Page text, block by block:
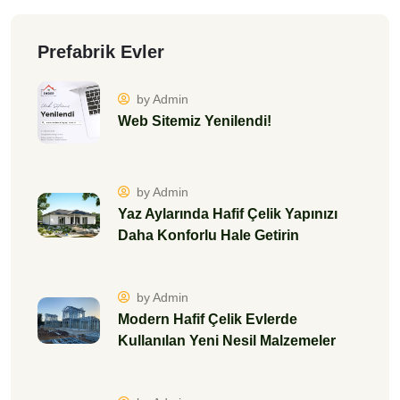
Prefabrik Evler
by Admin
Web Sitemiz Yenilendi!
by Admin
Yaz Aylarında Hafif Çelik Yapınızı
Daha Konforlu Hale Getirin
by Admin
Modern Hafif Çelik Evlerde
Kullanılan Yeni Nesil Malzemeler